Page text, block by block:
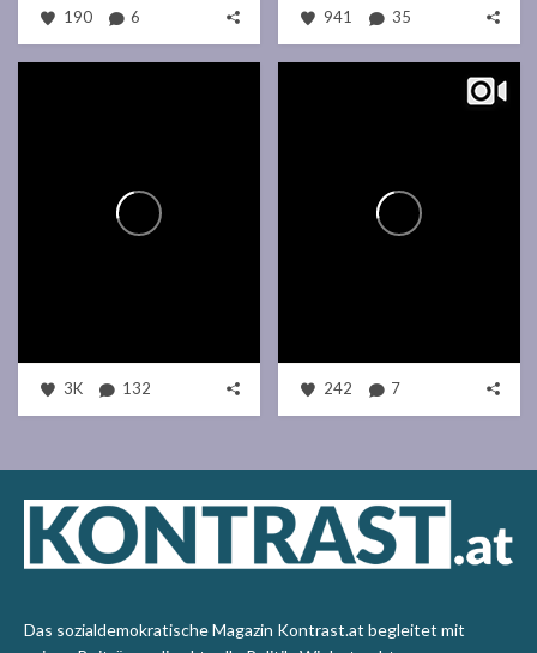
190 6 941 35
3K 132 242 7
Das sozialdemokratische Magazin Kontrast.at begleitet mit